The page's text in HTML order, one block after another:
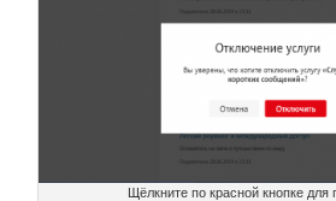
Щёлкните по красной кнопке для